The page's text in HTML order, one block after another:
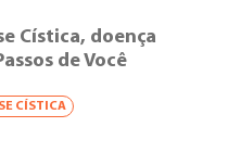
Cística, doença
de Você
CÍSTICA